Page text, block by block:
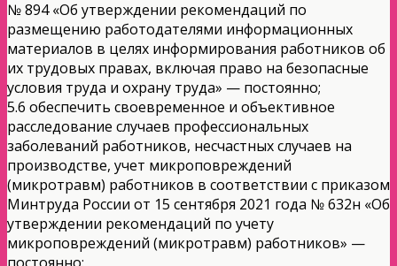
№ 894 «Об утверждении рекомендаций по
размещению работодателями информационных
материалов в целях информирования работников об
их трудовых правах, включая право на безопасные
условия труда и охрану труда» — постоянно;
5.6 обеспечить своевременное и объективное
расследование случаев профессиональных
заболеваний работников, несчастных случаев на
производстве, учет микроповреждений
(микротравм) работников в соответствии с приказом
Минтруда России от 15 сентября 2021 года № 632н «Об
утверждении рекомендаций по учету
микроповреждений (микротравм) работников» —